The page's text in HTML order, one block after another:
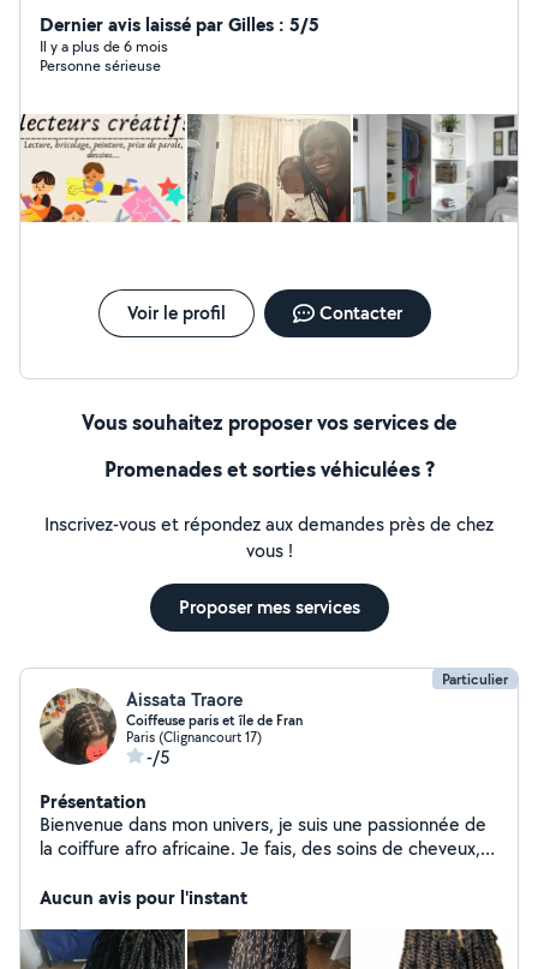
Dernier avis laissé par Gilles : 5/5
Il y a plus de 6 mois
Personne sérieuse
Voir le profil Contacter
Vous souhaitez proposer vos services de
Promenades et sorties véhiculées ?
Inscrivez-vous et répondez aux demandes près de chez
vous !
Proposer mes services
Particulier
Aissata Traore
Coiffeuse paris et île de Fran
Paris (Clignancourt 17)
-/5
Présentation
Bienvenue dans mon univers, je suis une passionnée de
la coiffure afro africaine. Je fais, des soins de cheveux,
braid, crochet etc.
Aucun avis pour l'instant